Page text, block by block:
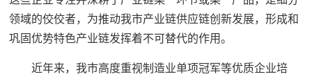
领域的佼佼者，为推动我市产业链供应链创新发展，形成和
巩固优势特色产业链发挥着不可替代的作用。
近年来，我市高度重视制造业单项冠军等优质企业培